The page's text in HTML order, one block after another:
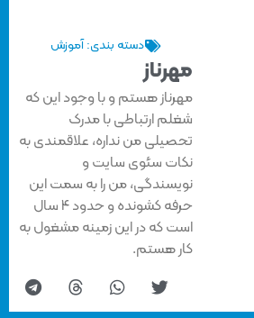
دسته بندی:آموزش
مهرناز
مهرناز هستم و با وجود این که
شغلم ارتباطی با مدرک
تحصیلی من نداره، علاقمندی به
نکات سئوی سایت و
نویسندگی، من را به سمت این
حرفه کشونده و حدود ۴ سال
است که در این زمینه مشغول به
کار هستم.